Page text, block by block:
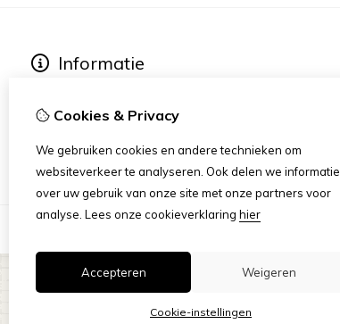
Informatie
Algemene Voorwaarden
Privacy Statement
Cookies & Privacy
We gebruiken cookies en andere technieken om
websiteverkeer te analyseren. Ook delen we informatie
over uw gebruik van onze site met onze partners voor
analyse. Lees onze cookieverklaring hier
Accepteren Weigeren
Cookie-instellingen